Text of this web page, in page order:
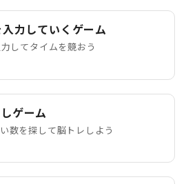
力していくゲーム
してタイムを競おう
ゲーム
数を探して脳トレしよう